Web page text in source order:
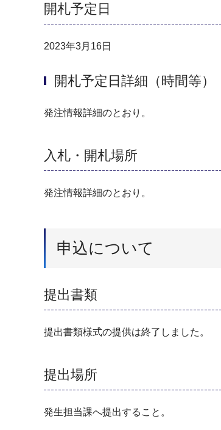
開札予定日
2023年3月16日
開札予定日詳細（時間等）
発注情報詳細のとおり。
入札・開札場所
発注情報詳細のとおり。
申込について
提出書類
提出書類様式の提供は終了しました。
提出場所
発生担当課へ提出すること。